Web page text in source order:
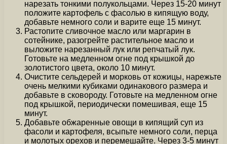
нарезать тонкими полукольцами. Через 15-20 минут
положите картофель с фасолью в кипящую воду,
добавьте немного соли и варите еще 15 минут.
Растопите сливочное масло или маргарин в
сотейнике, разогрейте растительное масло и
выложите нарезанный лук или репчатый лук.
Готовьте на медленном огне под крышкой до
золотистого цвета, около 10 минут.
Очистите сельдерей и морковь от кожицы, нарежьте
очень мелкими кубиками одинакового размера и
добавьте в сковороду. Готовьте на медленном огне
под крышкой, периодически помешивая, еще 15
минут.
Добавьте обжаренные овощи в кипящий суп из
фасоли и картофеля, всыпьте немного соли, перца
и молотых орехов и перемешайте. Через 3-5 минут